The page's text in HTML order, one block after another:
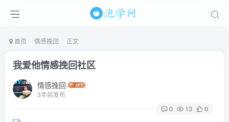
首页 情感挽回 正文
我爱他情感挽回社区
情感挽回
3年前发布
0 13 0